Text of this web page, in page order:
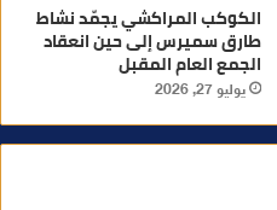
الكوكب المراكشي يجمّد نشاط
طارق سميرس إلى حين انعقاد
الجمع العام المقبل
يوليو 27, 2026